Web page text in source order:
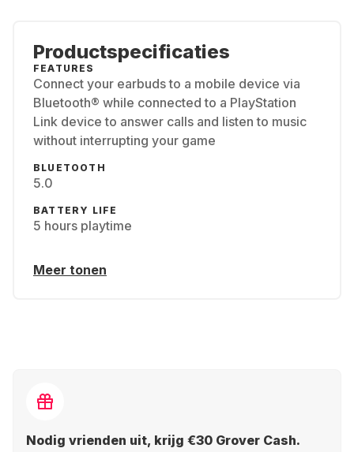
Productspecificaties
FEATURES
Connect your earbuds to a mobile device via
Bluetooth® while connected to a PlayStation
Link device to answer calls and listen to music
without interrupting your game
BLUETOOTH
5.0
BATTERY LIFE
5 hours playtime
Meer tonen
Nodig vrienden uit, krijg €30 Grover Cash.